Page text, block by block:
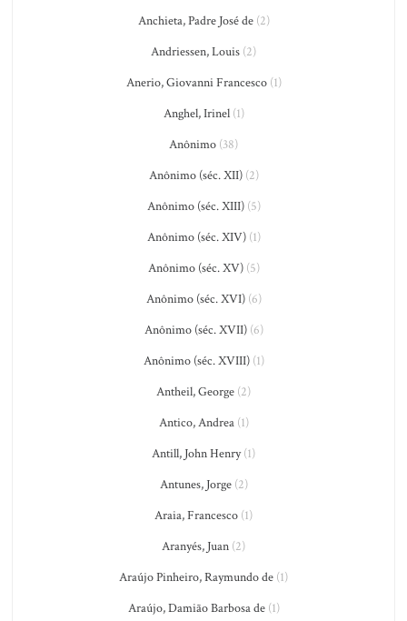
Anchieta, Padre José de(2)
Andriessen, Louis (2)
Anerio, Giovanni Francesco(1)
Anghel, Irinel(1)
Anônimo (38)
Anônimo (séc. XII)(2)
Anônimo (séc. XIII)(5)
Anônimo (séc. XIV)(1)
Anônimo (séc. XV)(5)
Anônimo (séc. XVI)(6)
Anônimo (séc. XVII)(6)
Anônimo (séc. XVIII)(1)
Antheil, George (2)
Antico, Andrea(1)
Antill, John Henry(1)
Antunes, Jorge(2)
Araia, Francesco (1)
Aranyés, Juan (2)
Araújo Pinheiro, Raymundo de (1)
Araújo, Damião Barbosa de(1)